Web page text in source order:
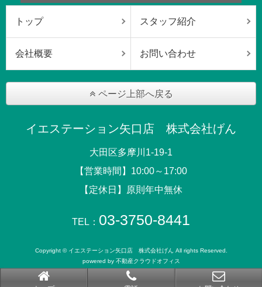
トップ スタッフ紹介
会社概要 お問い合わせ
ページ上部へ戻る
イエステーション矢口店 株式会社げん
大田区多摩川1-19-1
【営業時間】10:00～17:00
【定休日】原則年中無休
TEL： 03-3750-8441
Copyright © イエステーション矢口店 株式会社げん All rights Reserved.
powered by 不動産クラウドオフィス